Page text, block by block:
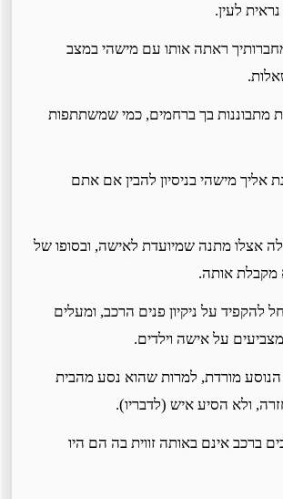
לעין.
ראתה אותו עם מישהי במצב
מתבוננות בך ברחמים, כמי שמשתתפות
אליך מישהי בניסיון להבין אם אתם
אצלו מתנה שמיועדת לאישה, ובסופו של
מקבלת אותה.
להקפיד על ניקיון פנים הרכב, ומעלים
על אישה וילדים.
מורדת, למרות שהוא נסע מהבית
ולא הסיע איש (לדבריו).
ברכב אינם באותה זווית בה הם היו